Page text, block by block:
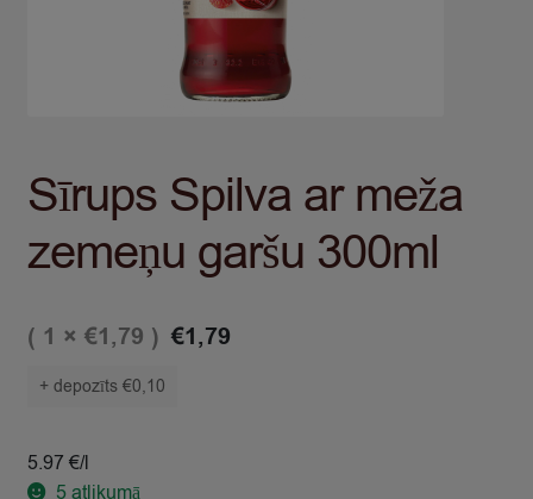
Sīrups Spilva ar meža
zemeņu garšu 300ml
€1,79
( 1 × €1,79 )
+ depozīts €0,10
5.97 €/l
5atlikumā